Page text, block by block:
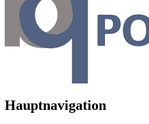
Hauptnavigation